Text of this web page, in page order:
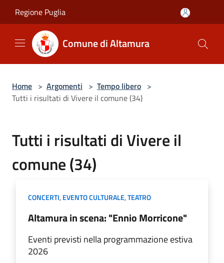
Regione Puglia
Comune di Altamura
Home > Argomenti > Tempo libero >
Tutti i risultati di Vivere il comune (34)
Tutti i risultati di Vivere il
comune (34)
CONCERTI,EVENTO CULTURALE,TEATRO
Altamura in scena: "Ennio Morricone"
Eventi previsti nella programmazione estiva
2026